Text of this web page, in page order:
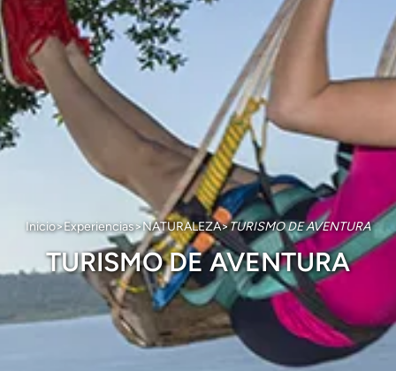
Inicio>Experiencias>NATURALEZA>TURISMO DE AVENTURA
TURISMO DE AVENTURA